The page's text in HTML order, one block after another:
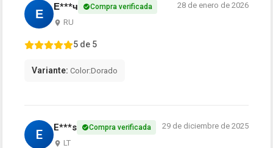
Е Е***ч Compra verificada
RU
28 de enero de 2026
5 de 5
Variante: Color:Dorado
E E***s Compra verificada
LT
29 de diciembre de 2025